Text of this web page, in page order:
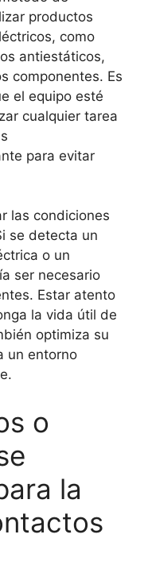
productos
como
antiestáticos,
componentes. Es
el equipo esté
cualquier tarea
para evitar
las condiciones
se detecta un
o un
ser necesario
Estar atento
la vida útil de
optimiza su
un entorno
o
la